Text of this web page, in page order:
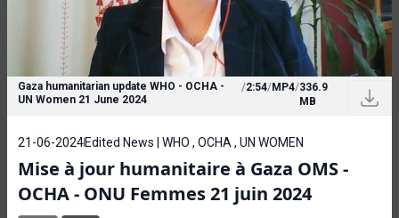
Gaza humanitarian update WHO - OCHA -
UN Women 21 June 2024
/2:54/MP4/336.9
MB
21-06-2024Edited News | WHO , OCHA , UN WOMEN
Mise à jour humanitaire à Gaza OMS -
OCHA - ONU Femmes 21 juin 2024